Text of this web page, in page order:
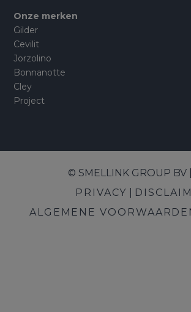
Onze merken
Gilder
Cevilit
Jorzolino
Bonnanotte
Cley
Project
© SMELLINK GROUP BV |
PRIVACY
ALGEMENE